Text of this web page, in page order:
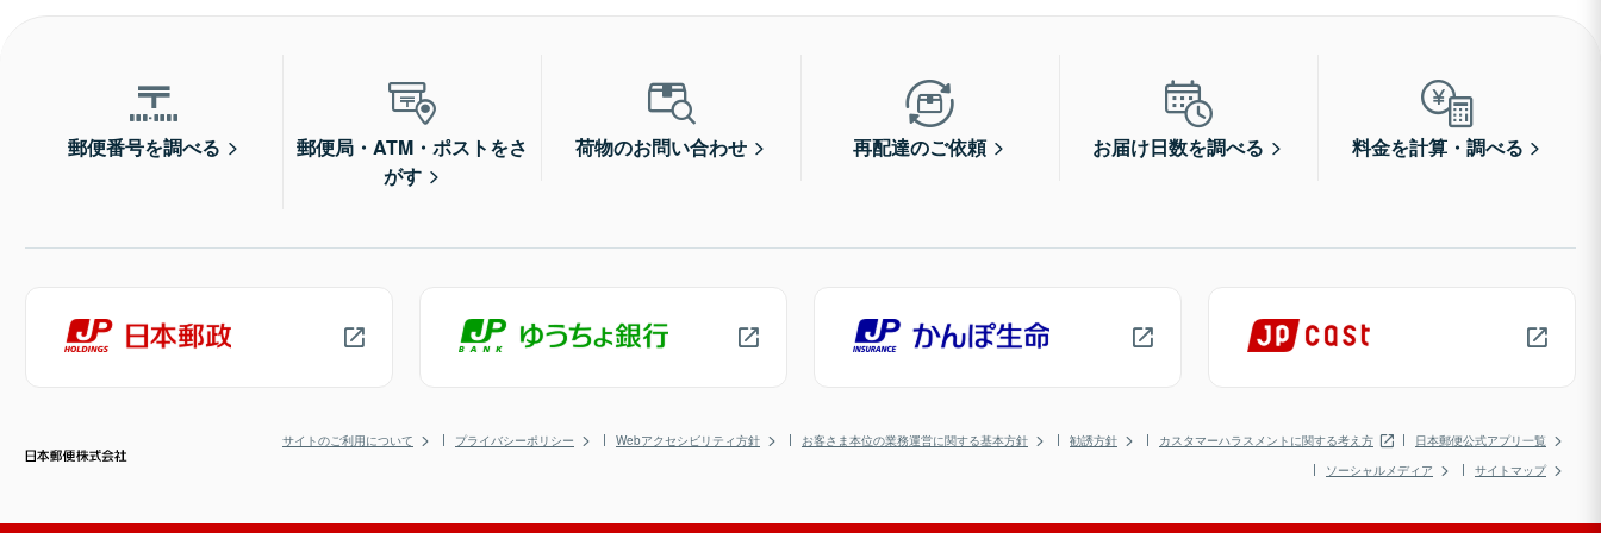
郵便番号を調べる
郵便局・ATM・ポストをさ
がす
荷物のお問い合わせ 再配達のご依頼 お届け日数を調べる 料金を計算・調べる
サイトのご利用について プライバシーポリシー Webアクセシビリティ方針 お客さま本位の業務運営に関する基本方針 勧誘方針 カスタマーハラスメントに関する考え方
日本郵便公式アプリ一覧
ソーシャルメディア
サイトマップ